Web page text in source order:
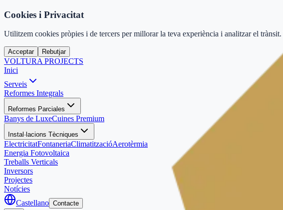
Cookies i Privacitat
Utilitzem cookies pròpies i de tercers per millorar la teva experiència i analitzar el trànsit.
Acceptar Rebutjar
VOLTURA PROJECTS
Inici
Serveis
Reformes Integrals
Reformes Parciales
Banys de LuxeCuines Premium
Instal·lacions Tècniques
ElectricitatFontaneriaClimatitzacióAerotèrmia
Energia Fotovoltaica
Treballs Verticals
Inversors
Projectes
Notícies
Castellano Contacte